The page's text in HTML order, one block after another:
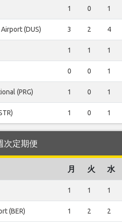
1 0 1
(DUS) 3 2 4
1 1 1
0 0 1
(PRG) 1 0 1
1 0 1
次定期便
月 火 水
1 1 1
(BER) 1 2 2